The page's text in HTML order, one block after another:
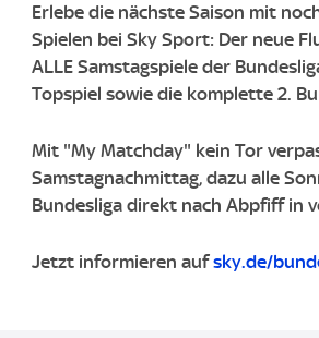
Erlebe die nächste Saison mit
Spielen bei Sky Sport: Der neue
ALLE Samstagspiele der
Topspiel sowie die komplette 2.
Mit "My Matchday" kein Tor
Samstagnachmittag, dazu alle
Bundesliga direkt nach Abpfiff in
Jetzt informieren aufsky.de/